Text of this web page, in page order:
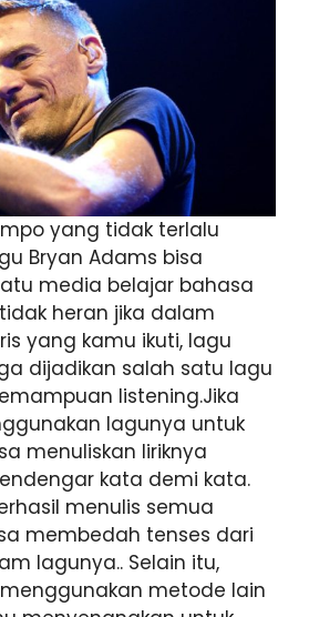
yang tidak terlalu
Bryan Adams bisa
media belajar bahasa
heran jika dalam
yang kamu ikuti, lagu
dijadikan salah satu lagu
listening.Jika
lagunya untuk
menuliskan liriknya
kata demi kata.
menulis semua
membedah tenses dari
lagunya.. Selain itu,
metode lain